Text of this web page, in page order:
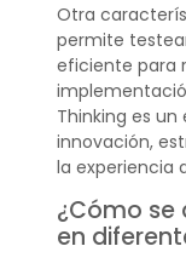
Otra
permite
eficiente para
Thinking es
innovación,
la experiencia
¿Cómo se
en